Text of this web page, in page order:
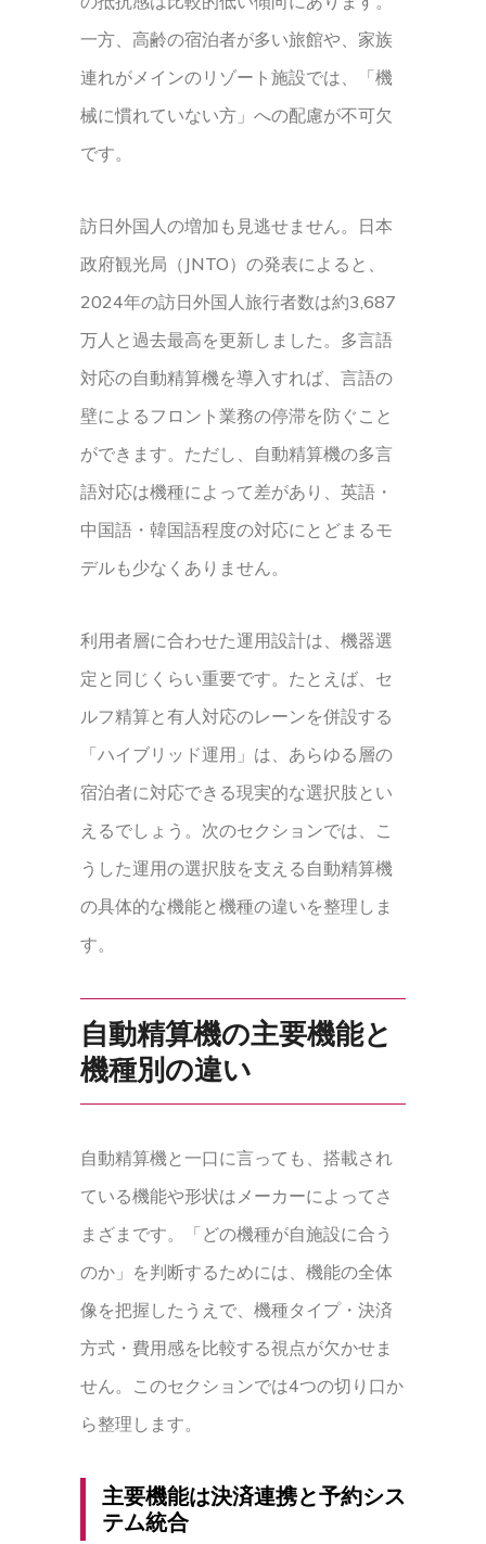
一方、高齢の宿泊者が多い旅館や、家族
連れがメインのリゾート施設では、「機
械に慣れていない方」への配慮が不可欠
です。
訪日外国人の増加も見逃せません。日本
政府観光局（JNTO）の発表によると、
2024年の訪日外国人旅行者数は約3,687
万人と過去最高を更新しました。多言語
対応の自動精算機を導入すれば、言語の
壁によるフロント業務の停滞を防ぐこと
ができます。ただし、自動精算機の多言
語対応は機種によって差があり、英語・
中国語・韓国語程度の対応にとどまるモ
デルも少なくありません。
利用者層に合わせた運用設計は、機器選
定と同じくらい重要です。たとえば、セ
ルフ精算と有人対応のレーンを併設する
「ハイブリッド運用」は、あらゆる層の
宿泊者に対応できる現実的な選択肢とい
えるでしょう。次のセクションでは、こ
うした運用の選択肢を支える自動精算機
の具体的な機能と機種の違いを整理しま
す。
自動精算機の主要機能と
機種別の違い
自動精算機と一口に言っても、搭載され
ている機能や形状はメーカーによってさ
まざまです。「どの機種が自施設に合う
のか」を判断するためには、機能の全体
像を把握したうえで、機種タイプ・決済
方式・費用感を比較する視点が欠かせま
せん。このセクションでは4つの切り口か
ら整理します。
主要機能は決済連携と予約シス
テム統合